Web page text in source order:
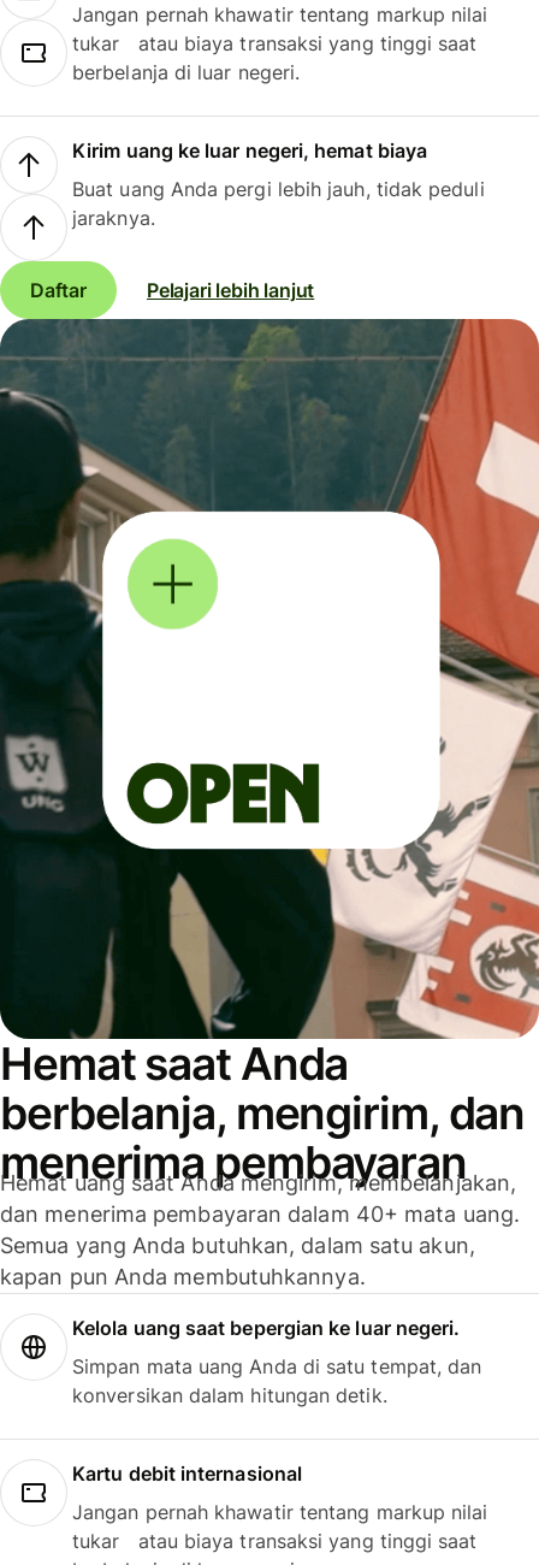
Jangan pernah khawatir tentang markup nilai
tukar atau biaya transaksi yang tinggi saat
berbelanja di luar negeri.
Kirim uang ke luar negeri, hemat biaya
Buat uang Anda pergi lebih jauh, tidak peduli
jaraknya.
Daftar Pelajari lebih lanjut
Hemat saat Anda
berbelanja, mengirim, dan
menerima pembayaran
Hemat uang saat Anda mengirim, membelanjakan,
dan menerima pembayaran dalam 40+ mata uang.
Semua yang Anda butuhkan, dalam satu akun,
kapan pun Anda membutuhkannya.
Kelola uang saat bepergian ke luar negeri.
Simpan mata uang Anda di satu tempat, dan
konversikan dalam hitungan detik.
Kartu debit internasional
Jangan pernah khawatir tentang markup nilai
tukar atau biaya transaksi yang tinggi saat